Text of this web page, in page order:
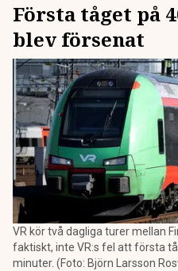
Första tåget på
blev försenat
VR kör två dagliga turer mellan
faktiskt, inte VR:s fel att första
minuter. (Foto: Björn Larsson